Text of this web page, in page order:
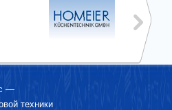
—
техники